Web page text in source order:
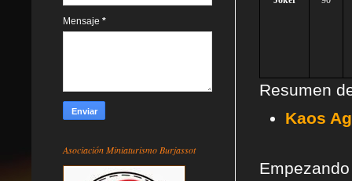
Resumen
Kaos
Mensaje *
Asociación Miniaturismo Burjassot